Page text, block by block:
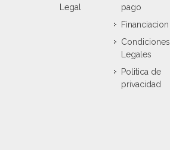
Legal
pago
Financiacion
Condiciones
Legales
Politica de
privacidad